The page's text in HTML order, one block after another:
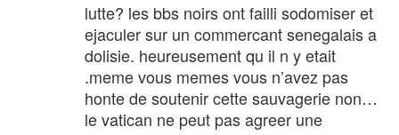
lutte? les bbs noirs ont failli sodomiser et
ejaculer sur un commercant senegalais a
dolisie. heureusement qu il n y etait
.meme vous memes vous n’avez pas
honte de soutenir cette sauvagerie non…
le vatican ne peut pas agreer une